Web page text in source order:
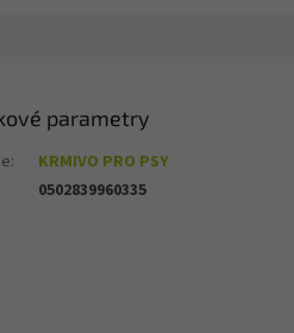
parametry
:
KRMIVO PRO PSY
0502839960335